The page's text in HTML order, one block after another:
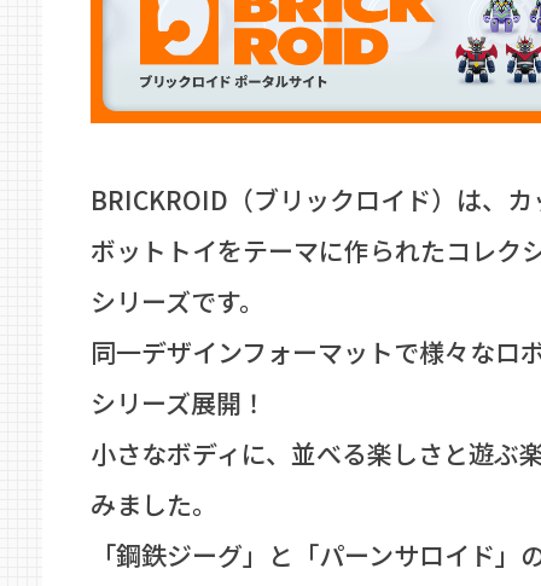
BRICKROID（ブリックロイド）は、
ボットトイをテーマに作られたコレク
シリーズです。
同一デザインフォーマットで様々なロ
シリーズ展開！
小さなボディに、並べる楽しさと遊ぶ
みました。
「鋼鉄ジーグ」と「パーンサロイド」